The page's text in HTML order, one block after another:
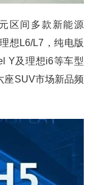
区间多款新能源
想L6/L7，纯电版
Y及理想i6等车型
座SUV市场新品频